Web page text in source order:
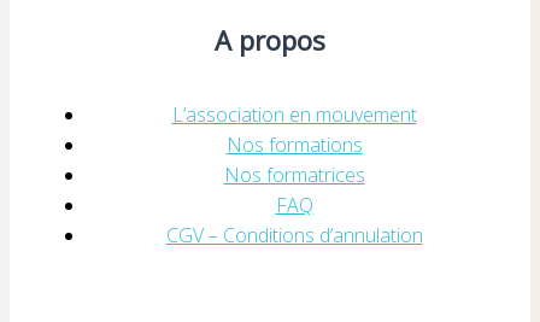
A propos
L’association en mouvement
Nos formations
Nos formatrices
FAQ
CGV – Conditions d’annulation